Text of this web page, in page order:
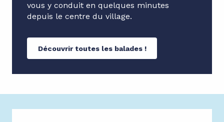
vous y conduit en quelques minutes
depuis le centre du village.
Découvrir toutes les balades !